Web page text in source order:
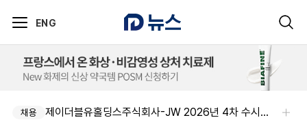
ENG
채용 제이더블유홀딩스주식회사-JW 2026년 4차 수시채용